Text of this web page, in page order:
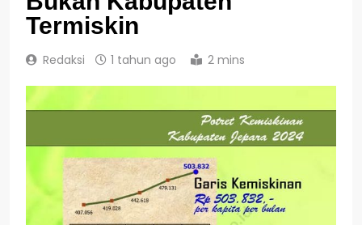
Termiskin
Redaksi 1 tahun ago 2 mins